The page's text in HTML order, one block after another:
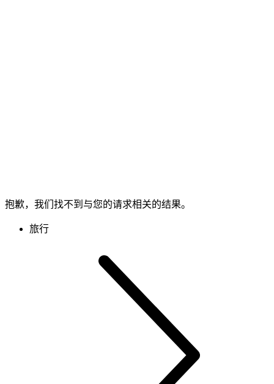
抱歉，我们找不到与您的请求相关的结果。
旅行